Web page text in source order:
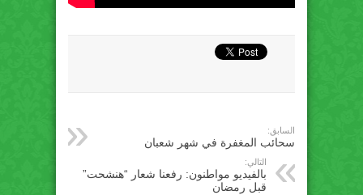
السابق:
سحائب المغفرة في شهر شعبان
التالي:
بالفيديو مواطنون: رفعنا شعار “هنشحت”
قبل رمضان